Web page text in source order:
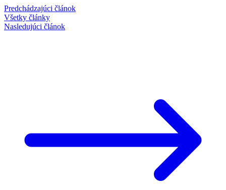
Predchádzajúci článok
Všetky články
Nasledujúci článok